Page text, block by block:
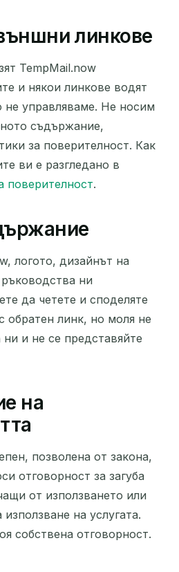
линкове
TempMail.now
и някои линкове водят
не управляваме. Не носим
съдържание,
за поверителност. Как
ви е разгледано в
поверителност.
логото, дизайнът на
ни
да четете и споделяте
обратен линк, но моля не
и не се представяйте
на
позволена от закона,
отговорност за загуба
от използването или
на услугата.
собствена отговорност.